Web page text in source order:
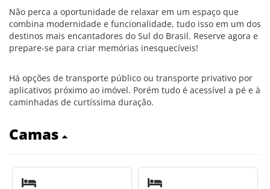
Não perca a oportunidade de relaxar em um espaço que
combina modernidade e funcionalidade, tudo isso em um dos
destinos mais encantadores do Sul do Brasil. Reserve agora e
prepare-se para criar memórias inesquecíveis!
Há opções de transporte público ou transporte privativo por
aplicativos próximo ao imóvel. Porém tudo é acessível a pé e à
caminhadas de curtíssima duração.
Camas